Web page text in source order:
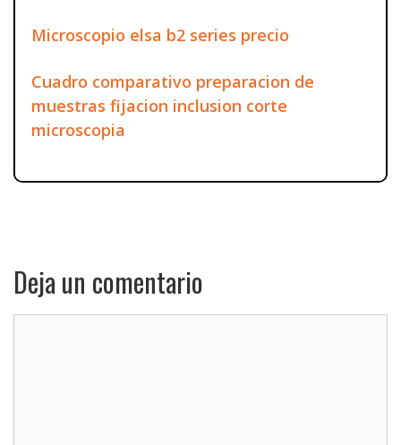
Microscopio elsa b2 series precio
Cuadro comparativo preparacion de
muestras fijacion inclusion corte
microscopia
Deja un comentario